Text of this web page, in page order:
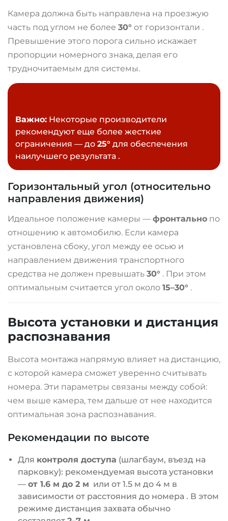
Камера должна быть направлена на проезжую
часть под углом не более 30° от горизонтали .
Превышение этого порога сильно искажает
пропорции номерного знака, делая его
трудночитаемым для системы.
Важно: Некоторые производители
рекомендуют еще более жесткие
ограничения — до 25° для обеспечения
наилучшего результата .
Горизонтальный угол (относительно
направления движения)
Идеальное положение камеры — фронтально по
отношению к автомобилю. Если камера
установлена сбоку, угол между ее осью и
направлением движения транспортного
средства не должен превышать 30° . При этом
оптимальным считается угол около 15–30° .
Высота установки и дистанция
распознавания
Высота монтажа напрямую влияет на дистанцию,
с которой камера сможет уверенно считывать
номера. Эти параметры связаны между собой:
чем выше камера, тем дальше от нее находится
оптимальная зона распознавания.
Рекомендации по высоте
Для контроля доступа (шлагбаум, въезд на
парковку): рекомендуемая высота установки
— от 1.6 м до 2 м или от 1.5 м до 4 м в
зависимости от расстояния до номера . В этом
режиме дистанция захвата обычно